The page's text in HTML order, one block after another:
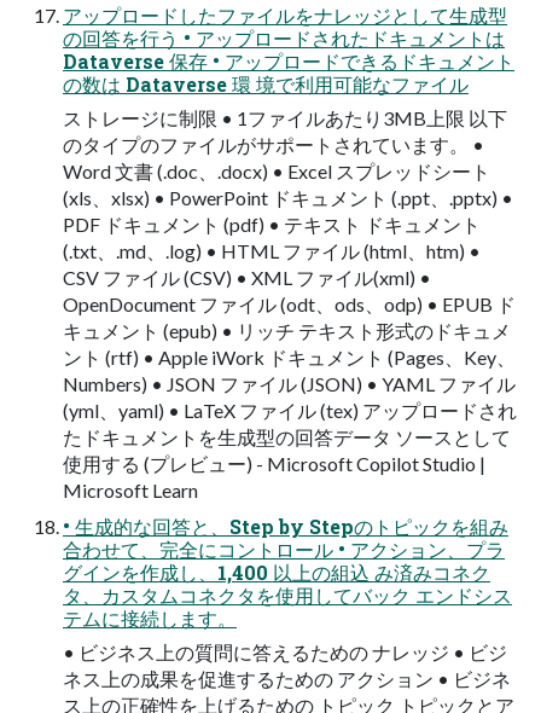
アップロードしたファイルをナレッジとして生成型
の回答を行う • アップロードされたドキュメントは
Dataverse 保存 • アップロードできるドキュメント
の数は Dataverse 環 境で利用可能なファイル
ストレージに制限 • 1ファイルあたり3MB上限 以下
のタイプのファイルがサポートされています。 •
Word 文書 (.doc、.docx) • Excel スプレッドシート
(xls、xlsx) • PowerPoint ドキュメント (.ppt、.pptx) •
PDF ドキュメント (pdf) • テキスト ドキュメント
(.txt、.md、.log) • HTML ファイル (html、htm) •
CSV ファイル (CSV) • XML ファイル(xml) •
OpenDocument ファイル (odt、ods、odp) • EPUB ド
キュメント (epub) • リッチ テキスト形式のドキュメ
ント (rtf) • Apple iWork ドキュメント (Pages、Key、
Numbers) • JSON ファイル (JSON) • YAML ファイル
(yml、yaml) • LaTeX ファイル (tex) アップロードされ
たドキュメントを生成型の回答データ ソースとして
使用する (プレビュー) - Microsoft Copilot Studio |
Microsoft Learn
• 生成的な回答と、Step by Stepのトピックを組み
合わせて、完全にコントロール • アクション、プラ
グインを作成し、1,400 以上の組込 み済みコネク
タ、カスタムコネクタを使用してバック エンドシス
テムに接続します。
• ビジネス上の質問に答えるための ナレッジ • ビジ
ネス上の成果を促進するための アクション • ビジネ
ス上の正確性を上げるための トピック トピックとア